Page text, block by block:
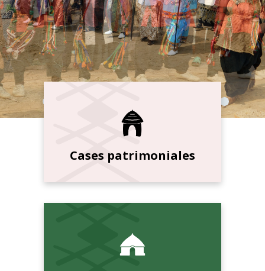
Cases patrimoniales